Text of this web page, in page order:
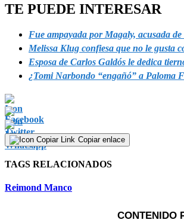
TE PUEDE INTERESAR
Fue ampayada por Magaly, acusada
Melissa Klug confiesa que no le gusta
Esposa de Carlos Galdós le dedica
¿Tomi Narbondo “engañó” a Paloma
Copiar enlace
TAGS RELACIONADOS
Reimond Manco